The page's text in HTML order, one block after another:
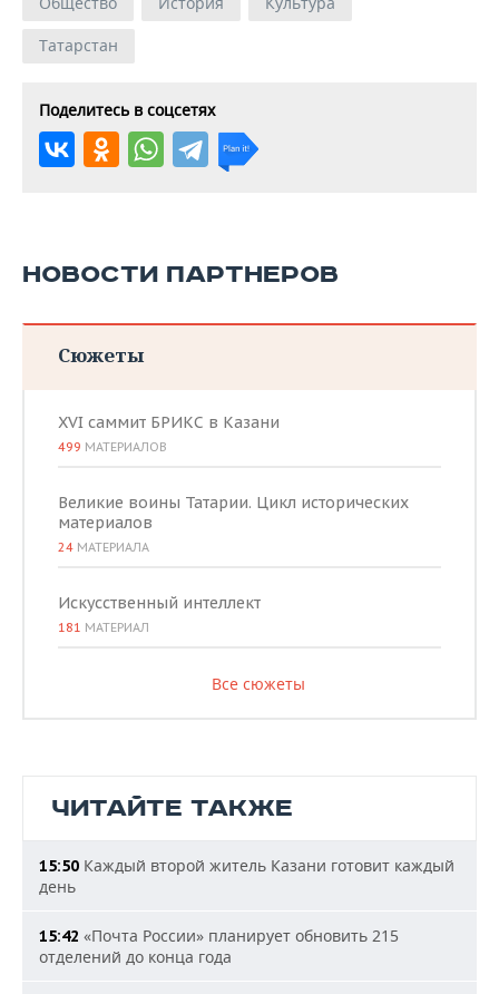
Татарстан
Поделитесь в соцсетях
НОВОСТИ ПАРТНЕРОВ
Сюжеты
XVI саммит БРИКС в Казани
499 МАТЕРИАЛОВ
Великие воины Татарии. Цикл исторических
материалов
24 МАТЕРИАЛА
Искусственный интеллект
181 МАТЕРИАЛ
Все сюжеты
ЧИТАЙТЕ ТАКЖЕ
15:50 Каждый второй житель Казани готовит каждый
день
15:42 «Почта России» планирует обновить 215
отделений до конца года